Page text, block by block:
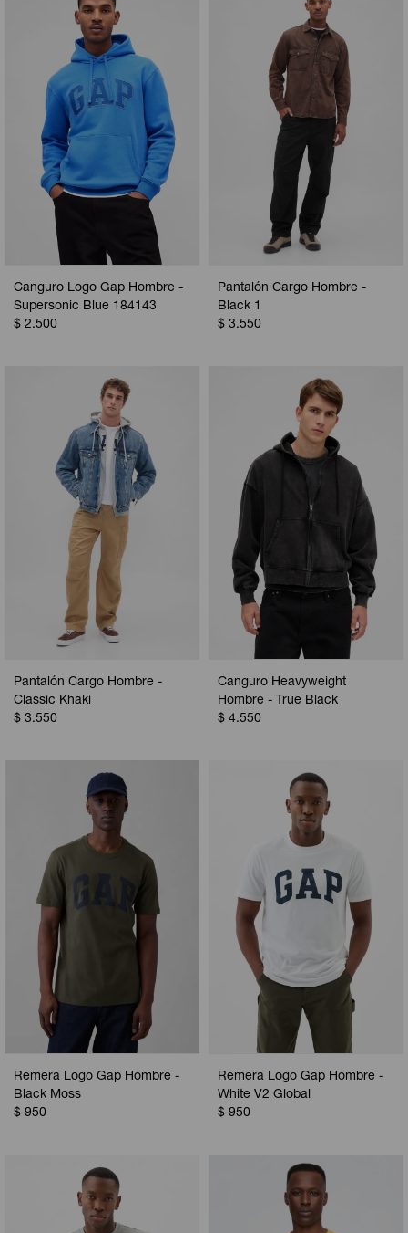
Canguro Logo Gap Hombre -
Supersonic Blue 184143
$ 2.500
Pantalón Cargo Hombre -
Black 1
$ 3.550
Pantalón Cargo Hombre -
Classic Khaki
$ 3.550
Canguro Heavyweight
Hombre - True Black
$ 4.550
Remera Logo Gap Hombre -
Black Moss
$ 950
Remera Logo Gap Hombre -
White V2 Global
$ 950